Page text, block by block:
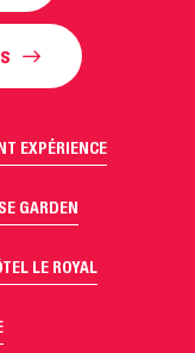
EXPÉRIENCE
GARDEN
LE ROYAL